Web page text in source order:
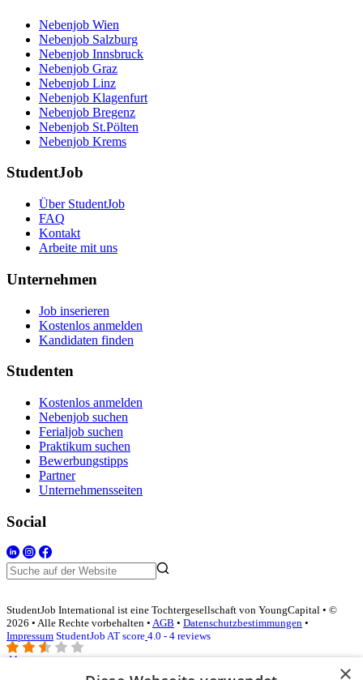
Nebenjob Wien
Nebenjob Salzburg
Nebenjob Innsbruck
Nebenjob Graz
Nebenjob Linz
Nebenjob Klagenfurt
Nebenjob Bregenz
Nebenjob St.Pölten
Nebenjob Krems
StudentJob
Über StudentJob
FAQ
Kontakt
Arbeite mit uns
Unternehmen
Job inserieren
Kostenlos anmelden
Kandidaten finden
Studenten
Kostenlos anmelden
Nebenjob suchen
Ferialjob suchen
Praktikum suchen
Bewerbungstipps
Partner
Unternehmensseiten
Social
StudentJob International ist eine Tochtergesellschaft von YoungCapital • ©
2026 • Alle Rechte vorbehalten • AGB • Datenschutzbestimmungen •
Impressum StudentJob AT score 4.0 - 4 reviews
×